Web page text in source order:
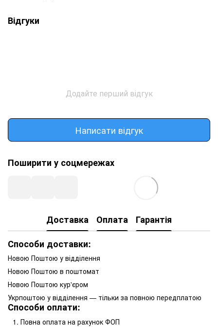
Відгуки
Додайте перший відгук
Написати відгук
Поширити у соцмережах
Доставка Оплата
Гарантія
Способи доставки:
Новою Поштою у відділення
Новою Поштою в поштомат
Новою Поштою кур'єром
Укрпоштою у відділення — тільки за повною передплатою
Способи оплати:
Повна оплата на рахунок ФОП